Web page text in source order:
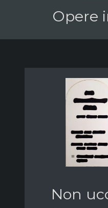
Opere
Non